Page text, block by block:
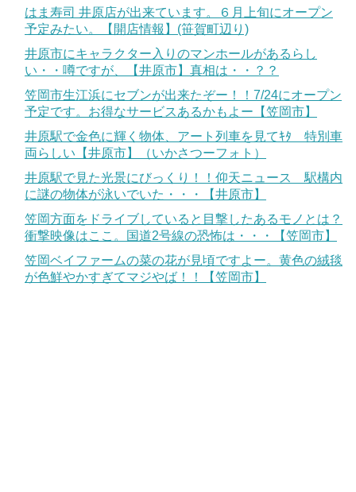
はま寿司 井原店が出来ています。６月上旬にオープン
予定みたい。【開店情報】(笹賀町辺り)
井原市にキャラクター入りのマンホールがあるらし
い・・噂ですが、【井原市】真相は・・？？
笠岡市生江浜にセブンが出来たぞー！！7/24にオープン
予定です。お得なサービスあるかもよー【笠岡市】
井原駅で金色に輝く物体、アート列車を見てｷﾀ 特別車
両らしい【井原市】（いかさつーフォト）
井原駅で見た光景にびっくり！！仰天ニュース 駅構内
に謎の物体が泳いでいた・・・【井原市】
笠岡方面をドライブしていると目撃したあるモノとは？
衝撃映像はここ。国道2号線の恐怖は・・・【笠岡市】
笠岡ベイファームの菜の花が見頃ですよー。黄色の絨毯
が色鮮やかすぎてマジやば！！【笠岡市】